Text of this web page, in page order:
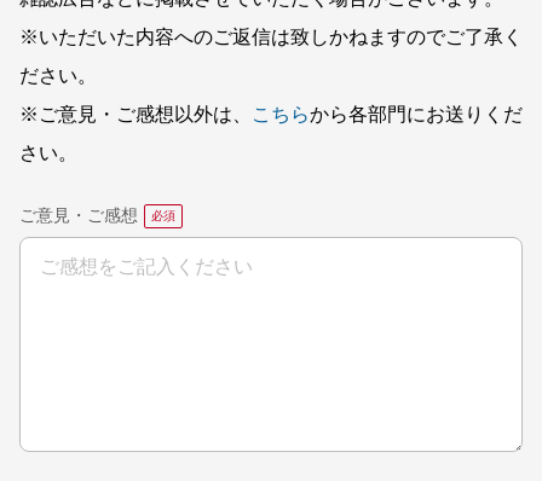
※いただいた内容へのご返信は致しかねますのでご了承く
ださい。
※ご意見・ご感想以外は、
こちらから各部門にお送りくだ
さい。
ご意見・ご感想